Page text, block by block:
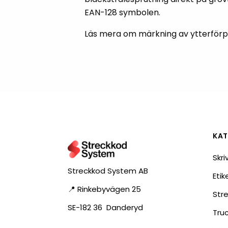
RFID Streckkodsläsare
Tillbehör
EAN-128 symbolen.
Läs mera om märkning av
Streckkod System AB
📍 Rinkebyvägen 25
SE-182 36 Danderyd